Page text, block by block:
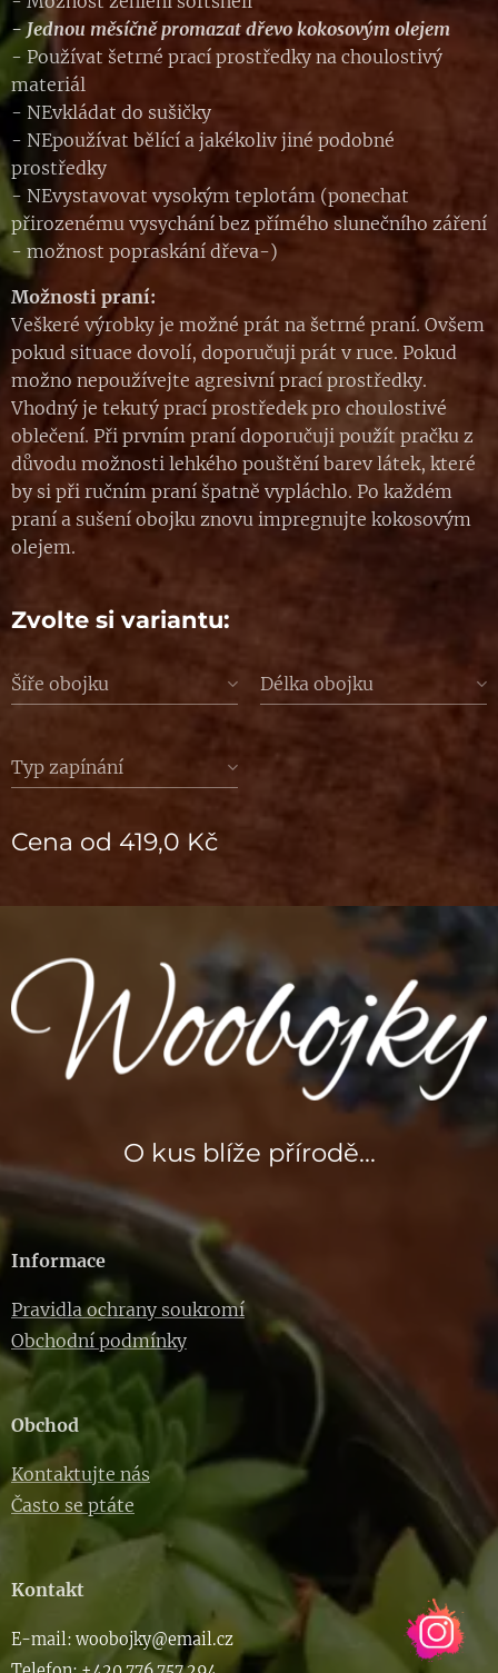
- Jednou měsíčně promazat dřevo kokosovým olejem
- Používat šetrné prací prostředky na choulostivý
materiál
- NEvkládat do sušičky
- NEpoužívat bělící a jakékoliv jiné podobné
prostředky
- NEvystavovat vysokým teplotám (ponechat
přirozenému vysychání bez přímého slunečního záření
- možnost popraskání dřeva-)
Možnosti praní:
Veškeré výrobky je možné prát na šetrné praní. Ovšem
pokud situace dovolí, doporučuji prát v ruce. Pokud
možno nepoužívejte agresivní prací prostředky.
Vhodný je tekutý prací prostředek pro choulostivé
oblečení. Při prvním praní doporučuji použít pračku z
důvodu možnosti lehkého pouštění barev látek, které
by si při ručním praní špatně vypláchlo. Po každém
praní a sušení obojku znovu impregnujte kokosovým
olejem.
Zvolte si variantu:
Šíře obojku Délka obojku
Typ zapínání
Cena od 419,0 Kč
O kus blíže přírodě...
Informace
Pravidla ochrany soukromí
Obchodní podmínky
Obchod
Kontaktujte nás
Často se ptáte
Kontakt
E-mail: woobojky@email.cz